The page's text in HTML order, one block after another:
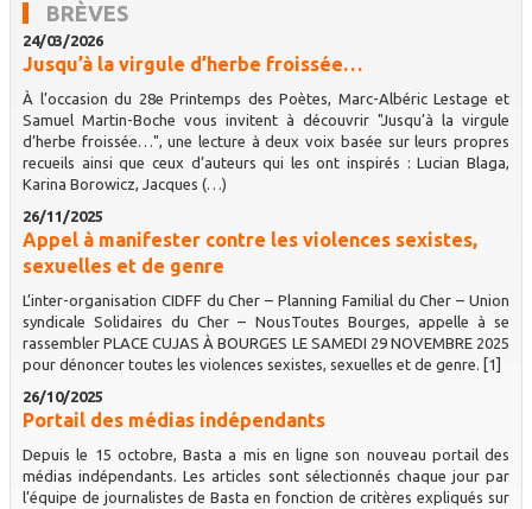
BRÈVES
24/03/2026
Jusqu’à la virgule d’herbe froissée…
À l’occasion du 28e Printemps des Poètes, Marc-Albéric Lestage et
Samuel Martin-Boche vous invitent à découvrir "Jusqu’à la virgule
d’herbe froissée…", une lecture à deux voix basée sur leurs propres
recueils ainsi que ceux d’auteurs qui les ont inspirés : Lucian Blaga,
Karina Borowicz, Jacques (…)
26/11/2025
Appel à manifester contre les violences sexistes,
sexuelles et de genre
L’inter-organisation CIDFF du Cher – Planning Familial du Cher – Union
syndicale Solidaires du Cher – NousToutes Bourges, appelle à se
rassembler PLACE CUJAS À BOURGES LE SAMEDI 29 NOVEMBRE 2025
pour dénoncer toutes les violences sexistes, sexuelles et de genre. [1]
26/10/2025
Portail des médias indépendants
Depuis le 15 octobre, Basta a mis en ligne son nouveau portail des
médias indépendants. Les articles sont sélectionnés chaque jour par
l’équipe de journalistes de Basta en fonction de critères expliqués sur